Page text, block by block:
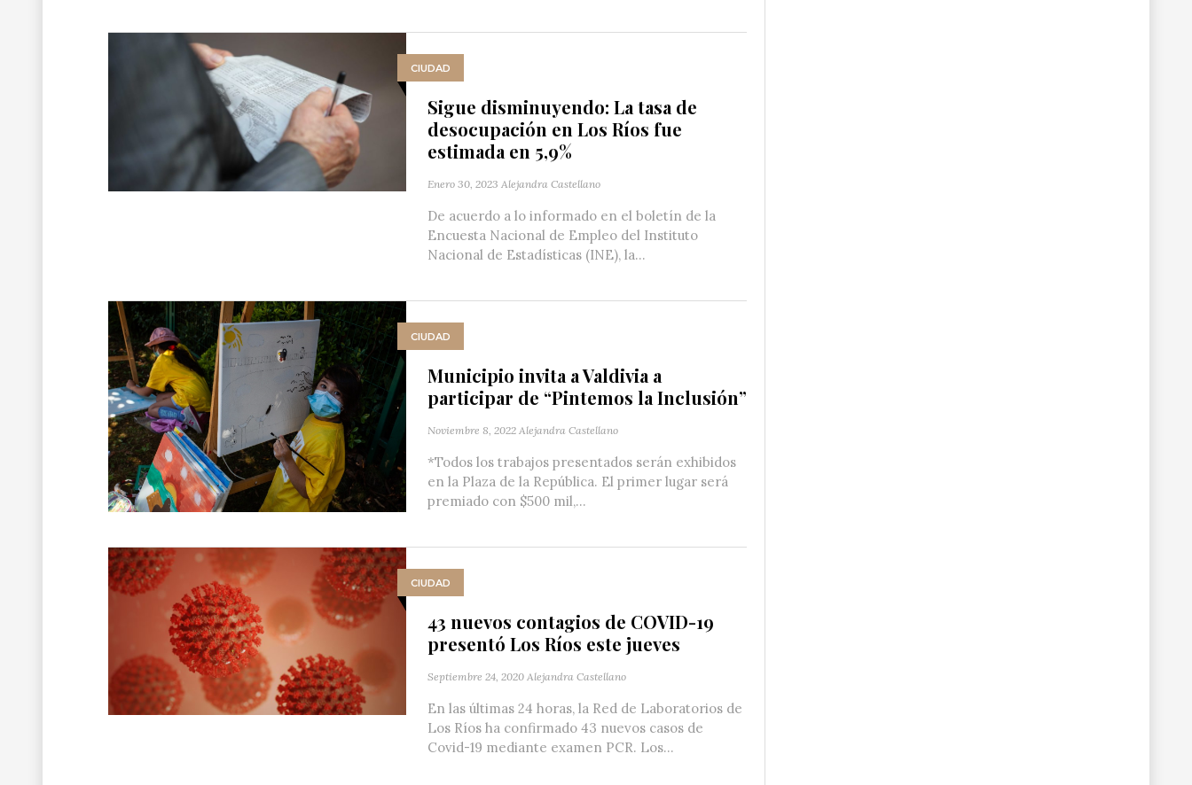
CIUDAD
Sigue disminuyendo: La tasa de
desocupación en Los Ríos fue
estimada en 5,9%
Enero 30, 2023 Alejandra Castellano
De acuerdo a lo informado en el boletín de la
Encuesta Nacional de Empleo del Instituto
Nacional de Estadísticas (INE), la...
CIUDAD
Municipio invita a Valdivia a
participar de “Pintemos la Inclusión”
Noviembre 8, 2022 Alejandra Castellano
*Todos los trabajos presentados serán exhibidos
en la Plaza de la República. El primer lugar será
premiado con $500 mil,...
CIUDAD
43 nuevos contagios de COVID-19
presentó Los Ríos este jueves
Septiembre 24, 2020 Alejandra Castellano
En las últimas 24 horas, la Red de Laboratorios de
Los Ríos ha confirmado 43 nuevos casos de
Covid-19 mediante examen PCR. Los...